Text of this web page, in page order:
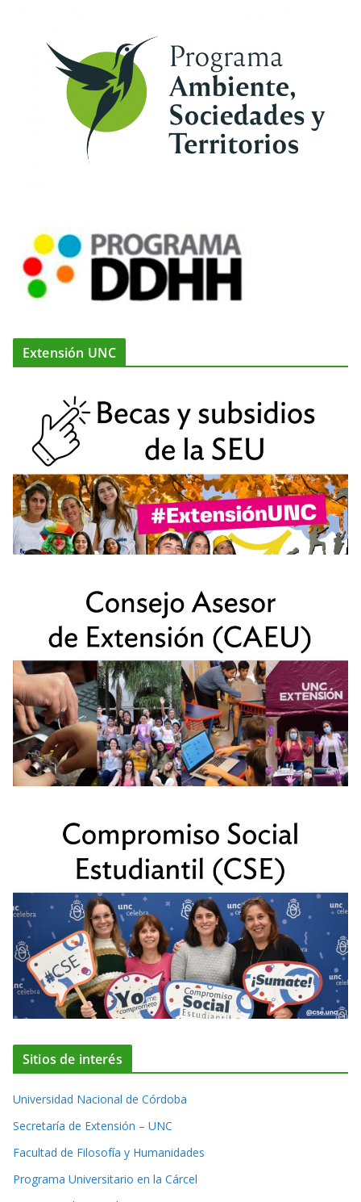
Extensión UNC
Sitios de interés
Universidad Nacional de Córdoba
Secretaría de Extensión – UNC
Facultad de Filosofía y Humanidades
Programa Universitario en la Cárcel